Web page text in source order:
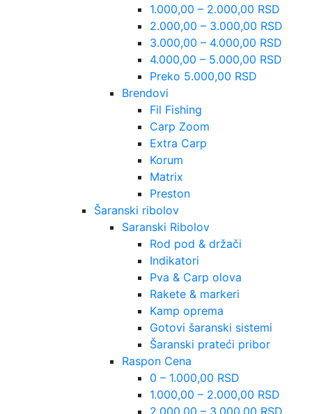
1.000,00 – 2.000,00 RSD
2.000,00 – 3.000,00 RSD
3.000,00 – 4.000,00 RSD
4.000,00 – 5.000,00 RSD
Preko 5.000,00 RSD
Brendovi
Fil Fishing
Carp Zoom
Extra Carp
Korum
Matrix
Preston
Šaranski ribolov
Saranski Ribolov
Rod pod & držači
Indikatori
Pva & Carp olova
Rakete & markeri
Kamp oprema
Gotovi šaranski sistemi
Šaranski prateći pribor
Raspon Cena
0 – 1.000,00 RSD
1.000,00 – 2.000,00 RSD
2.000,00 – 3.000,00 RSD